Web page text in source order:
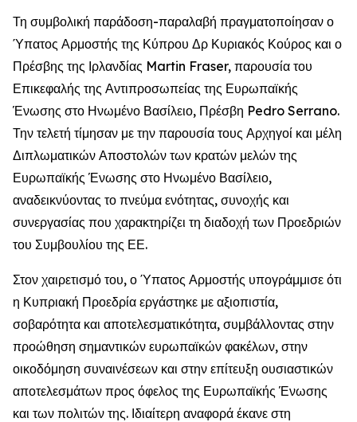
Τη συμβολική παράδοση-παραλαβή πραγματοποίησαν ο
Ύπατος Αρμοστής της Κύπρου Δρ Κυριακός Κούρος και ο
Πρέσβης της Ιρλανδίας Martin Fraser, παρουσία του
Επικεφαλής της Αντιπροσωπείας της Ευρωπαϊκής
Ένωσης στο Ηνωμένο Βασίλειο, Πρέσβη Pedro Serrano.
Την τελετή τίμησαν με την παρουσία τους Αρχηγοί και μέλη
Διπλωματικών Αποστολών των κρατών μελών της
Ευρωπαϊκής Ένωσης στο Ηνωμένο Βασίλειο,
αναδεικνύοντας το πνεύμα ενότητας, συνοχής και
συνεργασίας που χαρακτηρίζει τη διαδοχή των Προεδριών
του Συμβουλίου της ΕΕ.
Στον χαιρετισμό του, ο Ύπατος Αρμοστής υπογράμμισε ότι
η Κυπριακή Προεδρία εργάστηκε με αξιοπιστία,
σοβαρότητα και αποτελεσματικότητα, συμβάλλοντας στην
προώθηση σημαντικών ευρωπαϊκών φακέλων, στην
οικοδόμηση συναινέσεων και στην επίτευξη ουσιαστικών
αποτελεσμάτων προς όφελος της Ευρωπαϊκής Ένωσης
και των πολιτών της. Ιδιαίτερη αναφορά έκανε στη